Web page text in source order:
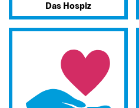
Das Hospiz